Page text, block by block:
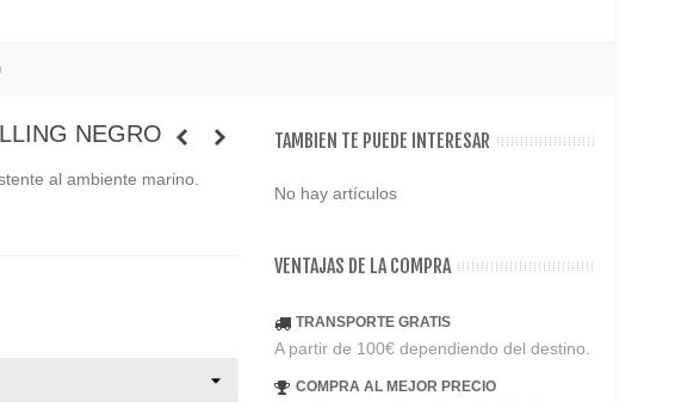
NEGRO
al ambiente marino.
TAMBIEN TE PUEDE INTERESAR
No hay artículos
VENTAJAS DE LA COMPRA
TRANSPORTE GRATIS
A partir de 100€ dependiendo del destino.
COMPRA AL MEJOR PRECIO